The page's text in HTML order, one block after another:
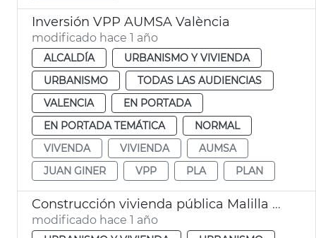
Inversión VPP AUMSA València
modificado hace 1 año
ALCALDÍA
URBANISMO Y VIVIENDA
URBANISMO
TODAS LAS AUDIENCIAS
VALENCIA
EN PORTADA
EN PORTADA TEMÁTICA
NORMAL
VIVENDA
VIVIENDA
AUMSA
JUAN GINER
VPP PLA PLAN
Construcción vivienda pública Malilla Sud
modificado hace 1 año